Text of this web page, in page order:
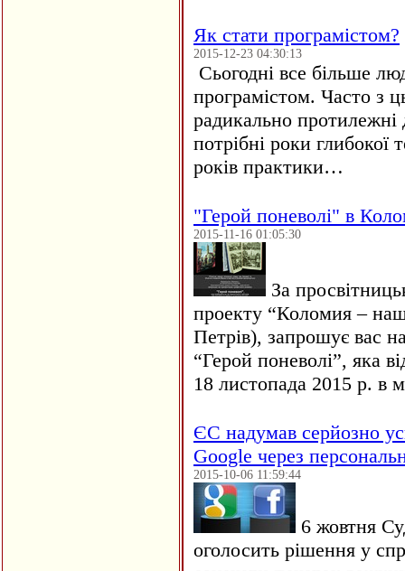
Як стати програмістом?
2015-12-23 04:30:13
Сьогодні все більше
програмістом. Часто з
радикально
потрібні роки глибокої
років практики…
"Герой поневолі" в
2015-11-16 01:05:30
За
проекту “Коломия –
Петрів), запрошує вас
“Герой поневолі”, яка
18 листопада 2015 р. в
ЄC надумав серйозно
Google через
2015-10-06 11:59:44
6 жовтня
оголосить рішення у